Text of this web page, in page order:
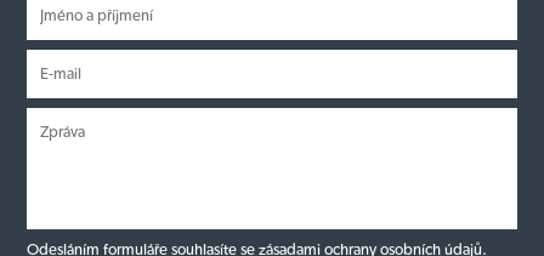
Odesláním formuláře souhlasíte se zásadami ochrany osobních údajů.